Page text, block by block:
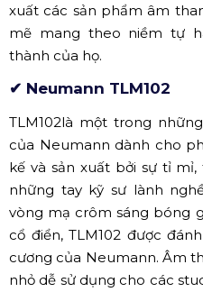
xuất các sản phẩm âm
mẽ mang theo niềm tự
thành của họ.
✔ Neumann TLM102
TLM102là một trong
của Neumann dành cho
kế và sản xuất bởi sự tỉ
những tay kỹ sư lành
vòng mạ crôm sáng bóng
cổ điển, TLM102 được
cương của Neumann. Âm
nhỏ dễ sử dụng cho các